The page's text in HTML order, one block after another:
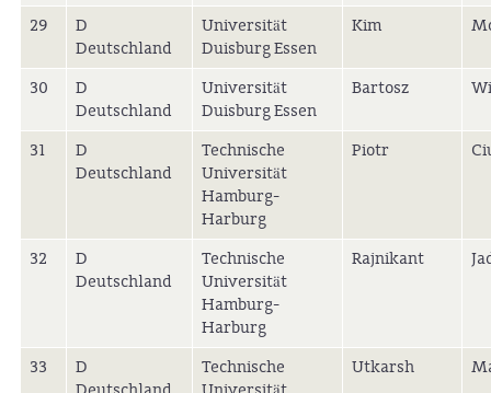
29
D
Deutschland
Universität
Duisburg Essen
Kim
30
D
Deutschland
Universität
Duisburg Essen
Bartosz
31
D
Deutschland
Technische
Universität
Hamburg-
Harburg
Piotr
32
D
Deutschland
Technische
Universität
Hamburg-
Harburg
Rajnikant
33
D
Technische
Utkarsh